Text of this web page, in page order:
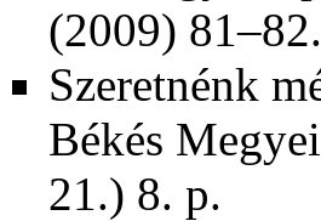
(2009)
Szeretnénk
Békés
21.) 8. p.